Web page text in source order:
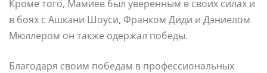
Кроме того, Мамиев был уверенным в своих силах и
в боях с Ашкани Шоуси, Франком Диди и Дэниелом
Мюллером он также одержал победы.
Благодаря своим победам в профессиональных